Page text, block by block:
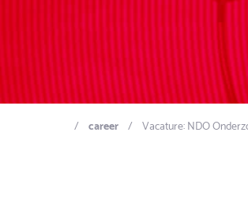
career Vacature: NDO